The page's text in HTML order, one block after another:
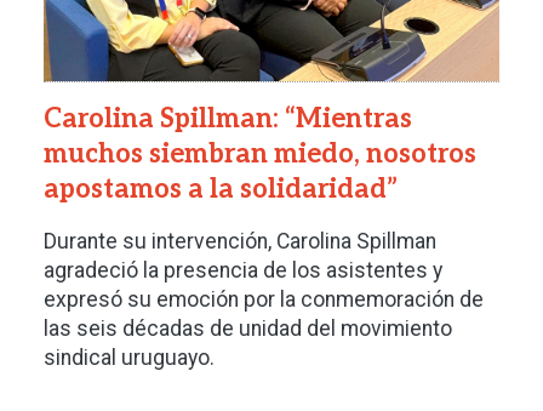
Carolina Spillman: “Mientras
muchos siembran miedo, nosotros
apostamos a la solidaridad”
Durante su intervención, Carolina Spillman
agradeció la presencia de los asistentes y
expresó su emoción por la conmemoración de
las seis décadas de unidad del movimiento
sindical uruguayo.